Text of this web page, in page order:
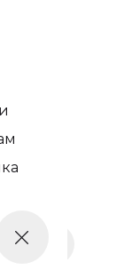
році завдяки